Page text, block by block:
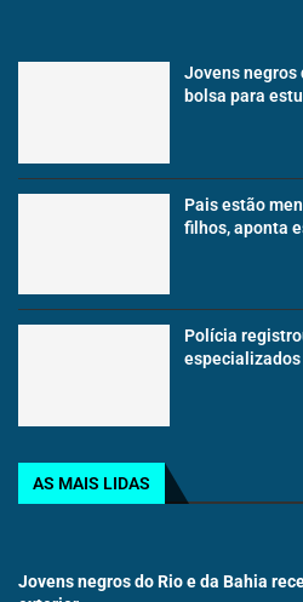
Jovens negros
bolsa para
Pais estão
filhos, aponta
Polícia
AS MAIS LIDAS
Jovens negros do Rio e da Bahia